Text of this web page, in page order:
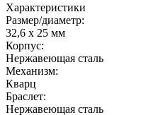
Характеристики
Размер/диаметр:
32,6 x 25 мм
Корпус:
Нержавеющая сталь
Механизм:
Кварц
Браслет:
Нержавеющая сталь